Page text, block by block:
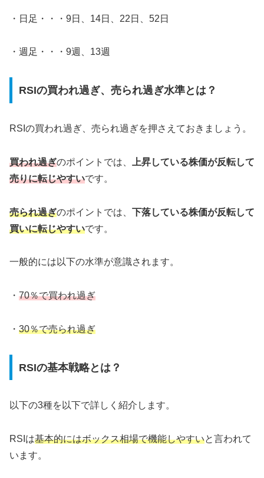
・日足・・・9日、14日、22日、52日
・週足・・・9週、13週
RSIの買われ過ぎ、売られ過ぎ水準とは？
RSIの買われ過ぎ、売られ過ぎを押さえておきましょう。
買われ過ぎのポイントでは、
上昇している株価が反転して
売りに転じやすいです。
売られ過ぎのポイントでは、 下落している株価が反転して
買いに転じやすいです。
一般的には以下の水準が意識されます。
・ 70％で買われ過ぎ
・ 30％で売られ過ぎ
RSIの基本戦略とは？
以下の3種を以下で詳しく紹介します。
RSIは基本的にはボックス相場で機能しやすいと言われて
います。